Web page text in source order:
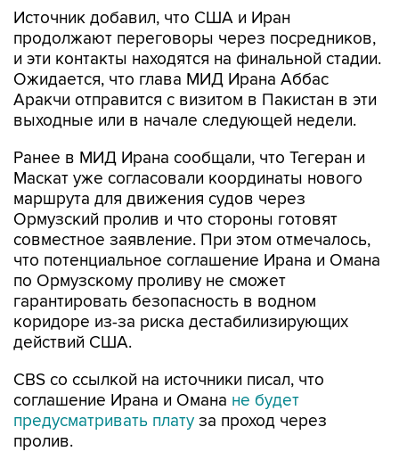
Источник добавил, что США и Иран
продолжают переговоры через посредников,
и эти контакты находятся на финальной стадии.
Ожидается, что глава МИД Ирана Аббас
Аракчи отправится с визитом в Пакистан в эти
выходные или в начале следующей недели.
Ранее в МИД Ирана сообщали, что Тегеран и
Маскат уже согласовали координаты нового
маршрута для движения судов через
Ормузский пролив и что стороны готовят
совместное заявление. При этом отмечалось,
что потенциальное соглашение Ирана и Омана
по Ормузскому проливу не сможет
гарантировать безопасность в водном
коридоре из-за риска дестабилизирующих
действий США.
CBS со ссылкой на источники писал, что
соглашение Ирана и Омана не будет
предусматривать плату за проход через
пролив.